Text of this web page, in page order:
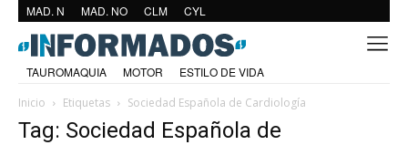
MAD. N MAD. NO CLM CYL
TAUROMAQUIA MOTOR
ESTILO DE VIDA
Inicio
Etiquetas Sociedad Española de Cardiología
Tag: Sociedad Española de